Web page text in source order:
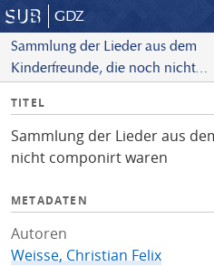
GDZ
Sammlung der Lieder aus dem
Kinderfreunde, die noch nicht
I
f
o
TITEL
Sammlung der Lieder aus
nicht componirt waren
METADATEN
Autoren
Weisse, Christian Felix